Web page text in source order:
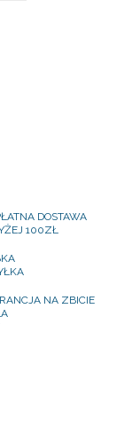
DOSTAWA
100ZŁ
NA ZBICIE